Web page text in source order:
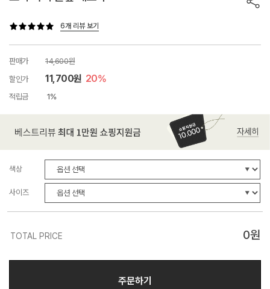
6개 리뷰 보기
판매가
14,600원
할인가
11,700원 20%
적립금 1%
색상
사이즈
TOTAL PRICE 0원
주문하기